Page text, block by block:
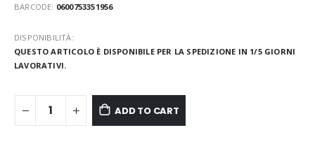
BARCODE: 0600753351956
DISPONIBILITÀ:
QUESTO ARTICOLO È DISPONIBILE PER LA SPEDIZIONE IN 1/5 GIORNI
LAVORATIVI.
ADD TO CART